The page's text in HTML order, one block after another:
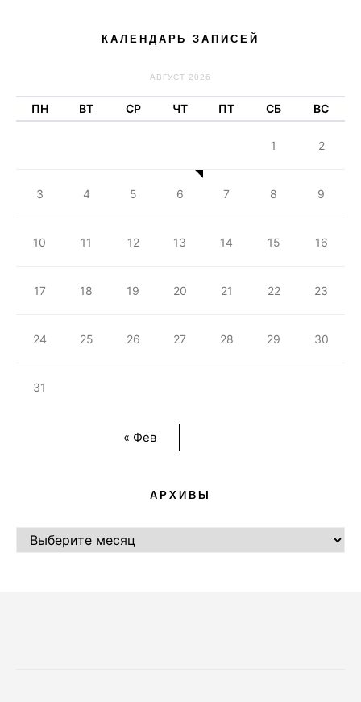
КАЛЕНДАРЬ ЗАПИСЕЙ
АВГУСТ 2026
ПН ВТ СР ЧТ ПТ СБ ВС
« Фев
1 2
3 4 5 6 7 8 9
10 11 12 13 14 15 16
17 18 19 20 21 22 23
24 25 26 27 28 29 30
31
АРХИВЫ